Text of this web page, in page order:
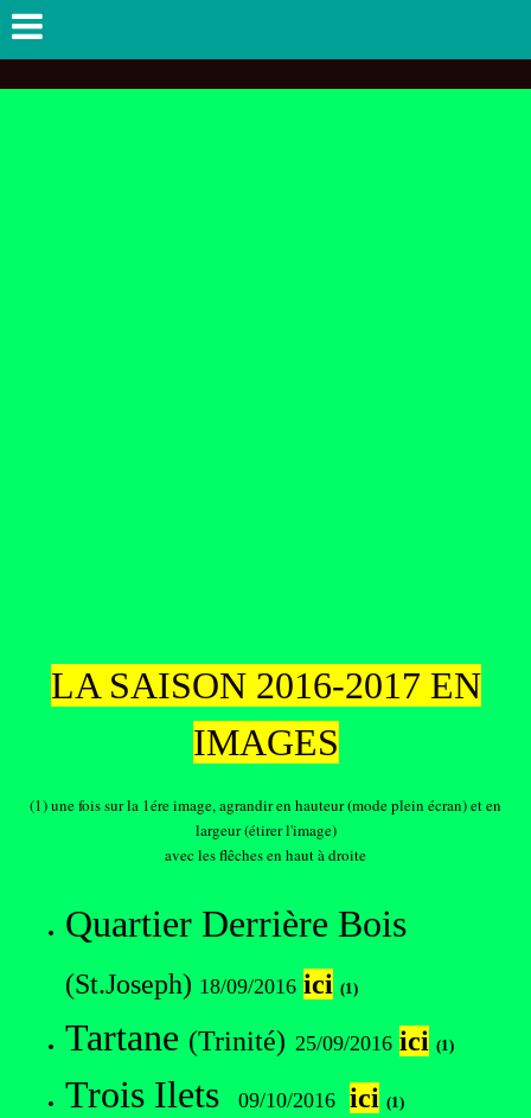
LA SAISON 2016-2017 EN
IMAGES
(1) une fois sur la 1ére image, agrandir en hauteur (mode plein écran) et en
largeur (étirer l'image)
avec les flêches en haut à droite
Quartier Derrière Bois
(St.Joseph) 18/09/2016 ici (1)
Tartane (Trinité) 25/09/2016 ici (1)
Trois Ilets 09/10/2016 ici (1)